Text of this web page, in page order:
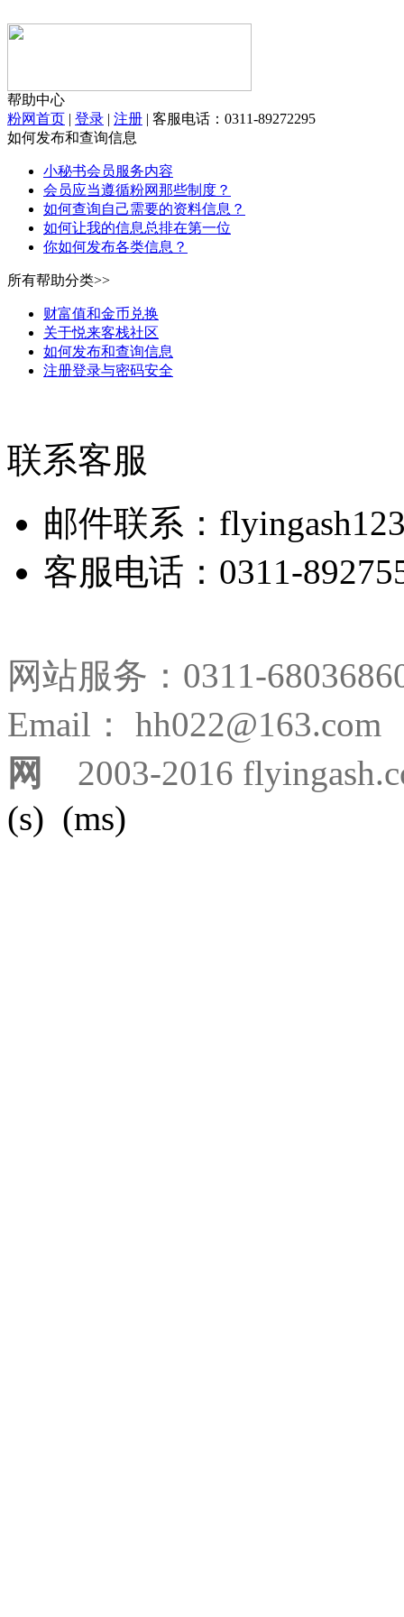
帮助中心
粉网首页 | 登录 | 注册 | 客服电话：0311-89272295
如何发布和查询信息
小秘书会员服务内容
会员应当遵循粉网那些制度？
如何查询自己需要的资料信息？
如何让我的信息总排在第一位
你如何发布各类信息？
所有帮助分类>>
财富值和金币兑换
关于悦来客栈社区
如何发布和查询信息
注册登录与密码安全
联系客服
邮件联系：
客服电话：0311-
网站服务：0311-
Email：
网
2003-2016
(s) (ms)